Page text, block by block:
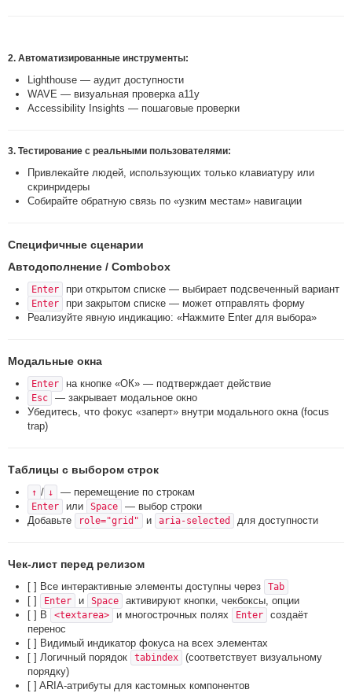
2. Автоматизированные инструменты:
Lighthouse — аудит доступности
WAVE — визуальная проверка a11y
Accessibility Insights — пошаговые проверки
3. Тестирование с реальными пользователями:
Привлекайте людей, использующих только клавиатуру или
скринридеры
Собирайте обратную связь по «узким местам» навигации
Специфичные сценарии
Автодополнение / Combobox
Enter при открытом списке — выбирает подсвеченный вариант
Enter
при закрытом списке — может отправлять форму
Реализуйте явную индикацию: «Нажмите Enter для выбора»
Модальные окна
Enter на кнопке «ОК» — подтверждает действие
Esc
— закрывает модальное окно
Убедитесь, что фокус «заперт» внутри модального окна (focus
trap)
Таблицы с выбором строк
↑ / ↓ — перемещение по строкам
Enter или Space
— выбор строки
Добавьте
role="grid" и aria-selected для доступности
Чек-лист перед релизом
[ ] Все интерактивные элементы доступны через Tab
[ ] Enter и Space
активируют кнопки, чекбоксы, опции
[ ] В
<textarea> и многострочных полях Enter
создаёт
перенос
[ ] Видимый индикатор фокуса на всех элементах
[ ] Логичный порядок
tabindex
(соответствует визуальному
порядку)
[ ] ARIA-атрибуты для кастомных компонентов